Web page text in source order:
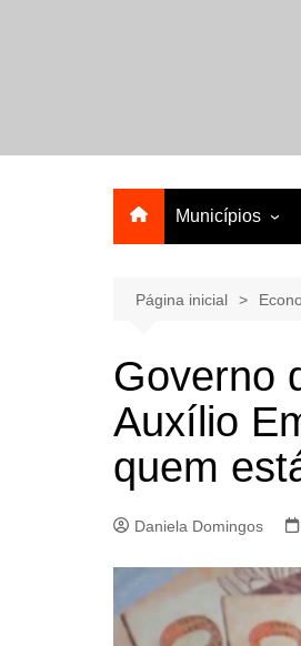
Municípios
Lagarto
Página inicial
Governo
Auxílio
quem
Daniela Domingos